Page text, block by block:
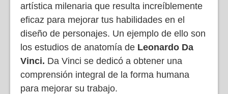
artística milenaria que resulta increíblemente
eficaz para mejorar tus habilidades en el
diseño de personajes. Un ejemplo de ello son
los estudios de anatomía de Leonardo Da
Vinci. Da Vinci se dedicó a obtener una
comprensión integral de la forma humana
para mejorar su trabajo.